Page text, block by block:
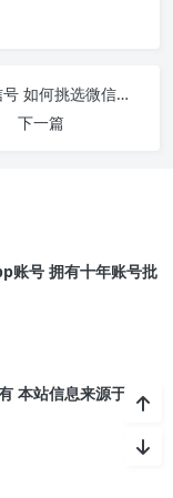
满月微信号 如何挑选微信号销售商？
下一篇
账号 拥有十年账号批
站信息来源于网络